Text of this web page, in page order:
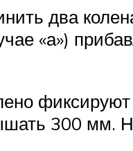
два
«а»)
фиксируют
300 мм.